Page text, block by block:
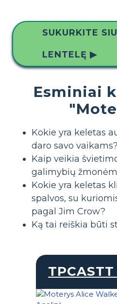
SUKURKITE
LENTELĘ ▶
Esminiai
Kokie yra keletas
daro savo vaikams?
Kaip veikia
galimybių
Kokie yra keletas
spalvos, su
pagal Jim Crow?
Ką tai reiškia būti